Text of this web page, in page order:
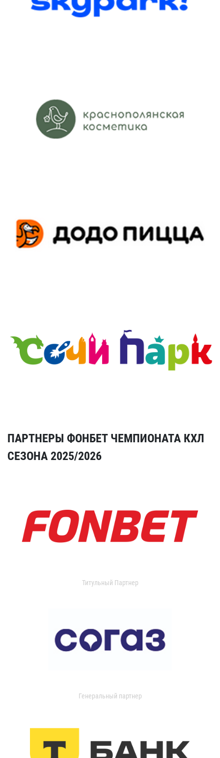
ПАРТНЕРЫ ФОНБЕТ ЧЕМПИОНАТА КХЛ
СЕЗОНА 2025/2026
Титульный Партнер
Генеральный партнер